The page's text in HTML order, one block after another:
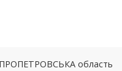
область